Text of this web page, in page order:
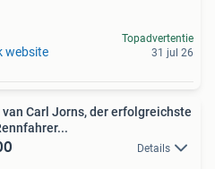
website
Topadvertentie
31 jul 26
van Carl Jorns, der erfolgreichste
Details